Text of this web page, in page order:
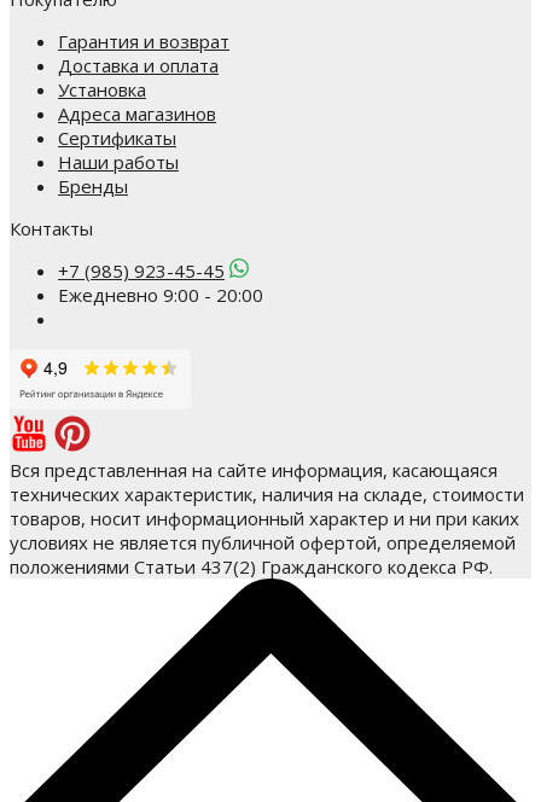
Гарантия и возврат
Доставка и оплата
Установка
Адреса магазинов
Сертификаты
Наши работы
Бренды
Контакты
+7 (985) 923-45-45
Ежедневно 9:00 - 20:00
Вся представленная на сайте информация, касающаяся
технических характеристик, наличия на складе, стоимости
товаров, носит информационный характер и ни при каких
условиях не является публичной офертой, определяемой
положениями Статьи 437(2) Гражданского кодекса РФ.